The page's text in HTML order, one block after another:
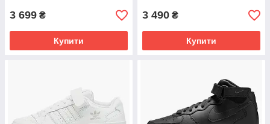
3 699 ₴
Купити
3 490 ₴
Купити